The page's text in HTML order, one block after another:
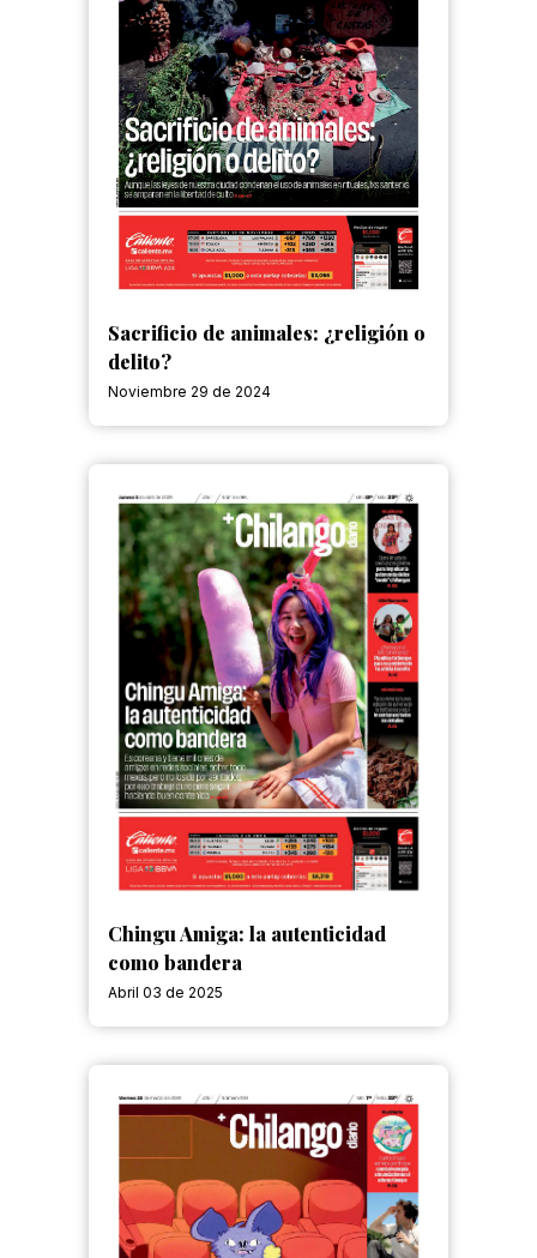
Sacrificio de animales: ¿religión o
delito?
Noviembre 29 de 2024
Chingu Amiga: la autenticidad
como bandera
Abril 03 de 2025